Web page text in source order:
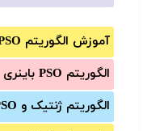
آموزش الگوریتم PSO
الگوریتم PSO باینری
الگوریتم ژنتیک و PSO